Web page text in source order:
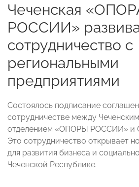
Чеченская
РОССИИ»
сотрудничество с
региональными
предприятиями
Состоялось подписание
сотрудничестве между
отделением «ОПОРЫ РОССИИ» и
Это сотрудничество открывает
для развития бизнеса и
Чеченской Республике.